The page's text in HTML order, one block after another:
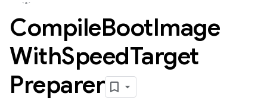
CompileBootImage
WithSpeedTarget
Preparer